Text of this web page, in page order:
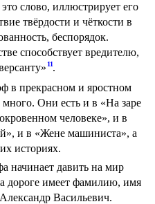
слово, иллюстрирует его
твёрдости и чёткости в
беспорядок.
способствует вредителю,
11.
в прекрасном и яростном
много. Они есть и в «На заре
человеке», и в
и в «Жене машиниста», а
историях.
начинает давить на мир
дороге имеет фамилию, имя
Васильевич.